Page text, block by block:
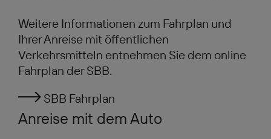
Weitere Informationen zum Fahrplan und
Ihrer Anreise mit öffentlichen
Verkehrsmitteln entnehmen Sie dem online
Fahrplan der SBB.
SBB Fahrplan
Anreise mit dem Auto